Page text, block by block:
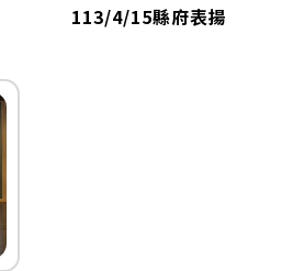
113/4/15縣府表揚